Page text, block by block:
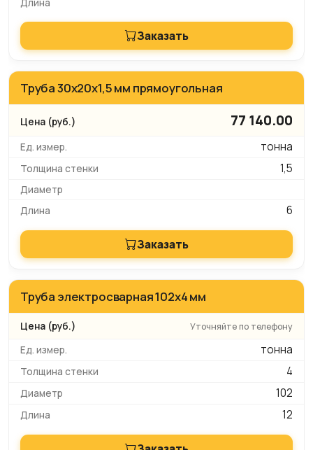
Заказать
Труба 30x20x1,5 мм прямоугольная
77 140.00
тонна
1,5
6
Заказать
Труба электросварная 102x4 мм
Уточняйте по телефону
тонна
4
102
12